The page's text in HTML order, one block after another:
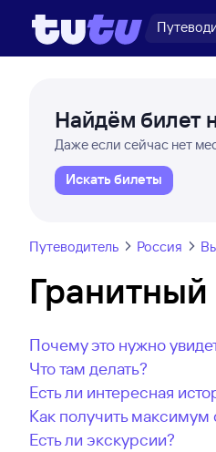
Найдём билет
Даже если сейчас нет
Искать билеты
Путеводитель Россия
Почему это нужно
Что там делать?
Есть ли интересная
Как получить максимум
Есть ли экскурсии?